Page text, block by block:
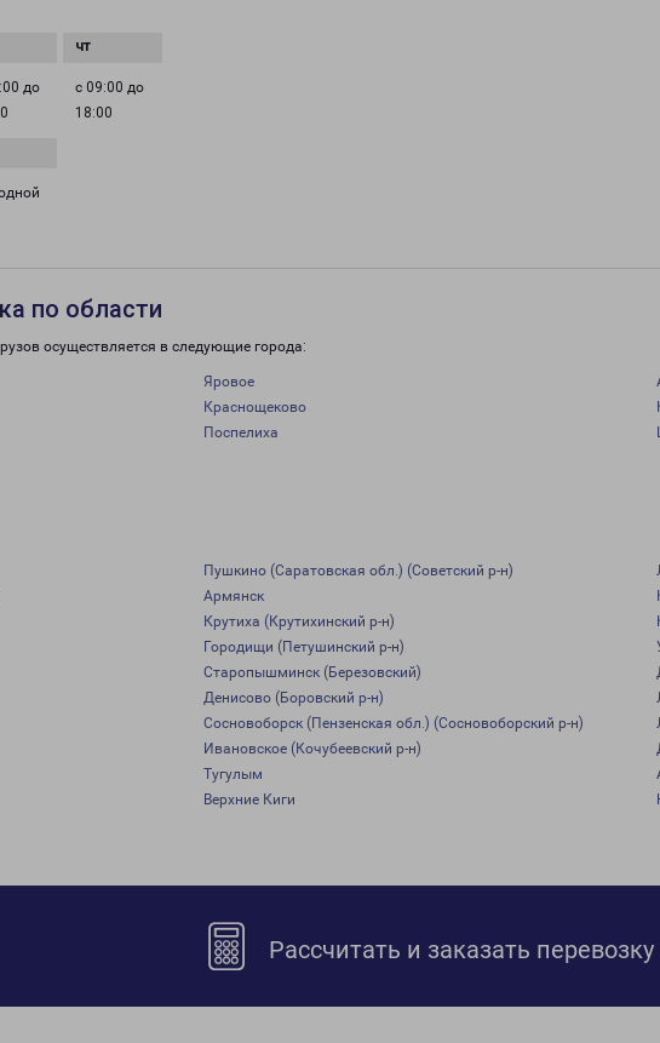
до
с 09:00 до
18:00
по области
осуществляется в следующие города:
Яровое
Краснощеково
Поспелиха
Пушкино (Саратовская обл.) (Советский р-н)
Армянск
Крутиха (Крутихинский р-н)
Городищи (Петушинский р-н)
Старопышминск (Березовский)
Денисово (Боровский р-н)
Сосновоборск (Пензенская обл.) (Сосновоборский р-н)
Ивановское (Кочубеевский р-н)
Тугулым
Верхние Киги
Рассчитать и заказать перевозку